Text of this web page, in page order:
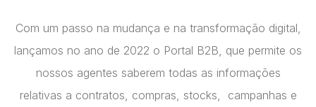
Com um passo na mudança e na transformação digital,
lançamos no ano de 2022 o Portal B2B, que permite os
nossos agentes saberem todas as informações
relativas a contratos, compras, stocks, campanhas e